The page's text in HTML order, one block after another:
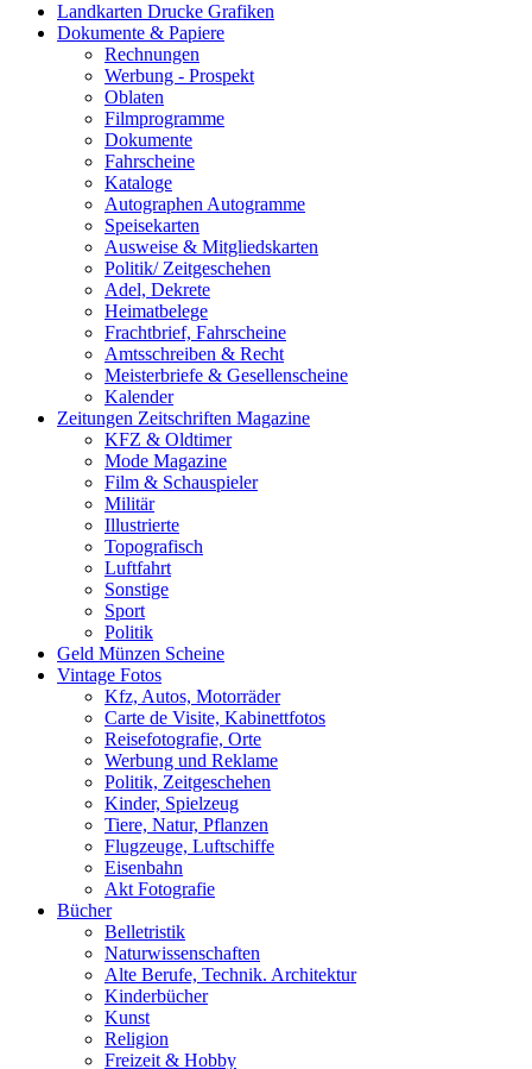
Landkarten Drucke Grafiken
Dokumente & Papiere
Rechnungen
Werbung - Prospekt
Oblaten
Filmprogramme
Dokumente
Fahrscheine
Kataloge
Autographen Autogramme
Speisekarten
Ausweise & Mitgliedskarten
Politik/ Zeitgeschehen
Adel, Dekrete
Heimatbelege
Frachtbrief, Fahrscheine
Amtsschreiben & Recht
Meisterbriefe & Gesellenscheine
Kalender
Zeitungen Zeitschriften Magazine
KFZ & Oldtimer
Mode Magazine
Film & Schauspieler
Militär
Illustrierte
Topografisch
Luftfahrt
Sonstige
Sport
Politik
Geld Münzen Scheine
Vintage Fotos
Kfz, Autos, Motorräder
Carte de Visite, Kabinettfotos
Reisefotografie, Orte
Werbung und Reklame
Politik, Zeitgeschehen
Kinder, Spielzeug
Tiere, Natur, Pflanzen
Flugzeuge, Luftschiffe
Eisenbahn
Akt Fotografie
Bücher
Belletristik
Naturwissenschaften
Alte Berufe, Technik. Architektur
Kinderbücher
Kunst
Religion
Freizeit & Hobby